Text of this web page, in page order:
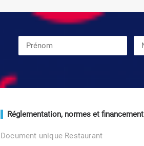
Réglementation, normes et financement
Document unique Restaurant